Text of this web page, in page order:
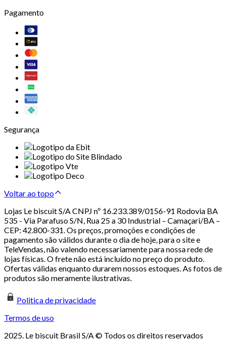
Pagamento
Segurança
Voltar ao topo
Lojas Le biscuit S/A CNPJ nº 16.233.389/0156-91 Rodovia BA
535 - Via Parafuso S/N, Rua 25 a 30 Industrial – Camaçari/BA –
CEP: 42.800-331. Os preços, promoções e condições de
pagamento são válidos durante o dia de hoje, para o site e
TeleVendas, não valendo necessariamente para nossa rede de
lojas físicas. O frete não está incluído no preço do produto.
Ofertas válidas enquanto durarem nossos estoques. As fotos de
produtos são meramente ilustrativas.
Politica de privacidade
Termos de uso
2025. Le biscuit Brasil S/A © Todos os direitos reservados